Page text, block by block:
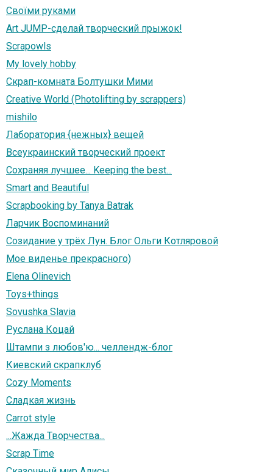
Своїми руками
Art JUMP-сделай творческий прыжок!
Scrapowls
My lovely hobby
Скрап-комната Болтушки Мими
Creative World (Photolifting by scrappers)
mishilo
Лаборатория {нежных} вещей
Всеукраинский творческий проект
Сохраняя лучшее... Keeping the best...
Smart and Beautiful
Scrapbooking by Tanya Batrak
Ларчик Воспоминаний
Созидание у трёх Лун. Блог Ольги Котляровой
Мое виденье прекрасного)
Elena Olinevich
Toys+things
Sovushka Slavia
Руслана Коцай
Штампи з любов'ю... челлендж-блог
Киевский скрапклуб
Cozy Moments
Сладкая жизнь
Carrot style
...Жажда Творчества...
Scrap Тime